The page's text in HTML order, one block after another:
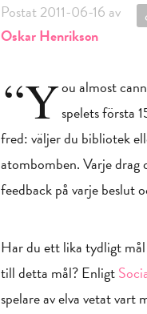
Postat 2011-06-16 av
Oskar Henrikson
“You almost
spelets första
fred: väljer du bibliotek
atombomben. Varje drag
feedback på varje beslut
Har du ett lika tydligt
till detta mål? Enligt
spelare av elva vetat vart